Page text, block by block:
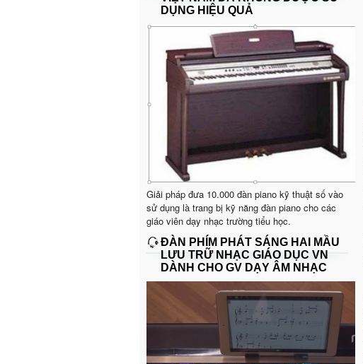
DỤNG HIỆU QUẢ
Giải pháp đưa 10.000 đàn piano kỹ thuật số vào
sử dụng là trang bị kỹ năng đàn piano cho các
giáo viên dạy nhạc trường tiểu học.
ĐÀN PHÍM PHÁT SÁNG HAI MẦU
LƯU TRỮ NHẠC GIÁO DỤC VN
DÀNH CHO GV DẠY ÂM NHẠC